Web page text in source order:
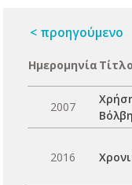
< προηγούμενο
Ημερομηνία
2007
2016